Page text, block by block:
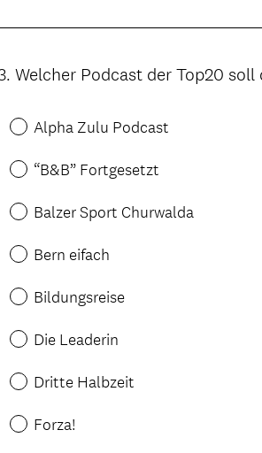
.
r
e
i
c
h
.
. Welcher Podcast der Top20
Alpha Zulu Podcast
“B&B” Fortgesetzt
Balzer Sport Churwalda
Bern eifach
Bildungsreise
Die Leaderin
Dritte Halbzeit
Forza!